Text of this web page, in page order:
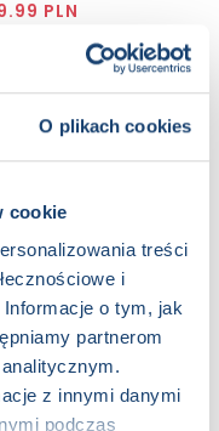
O plikach cookies
cookie
treści
i
o tym, jak
partnerom
z innymi danymi
podczas
PLN
zachwycają
stronami i
– otwiera się przed
niesłychanych
wydarzeń.
stworzyła